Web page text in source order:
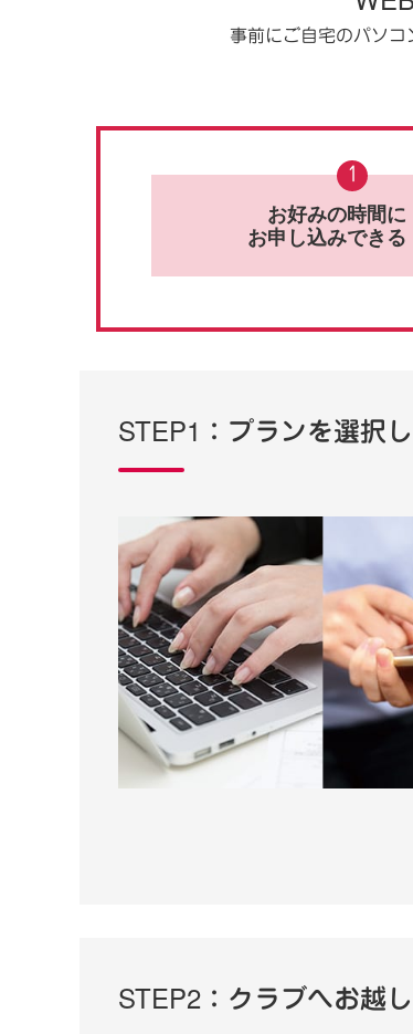
事前にご自宅のパソコ
1
お好みの時間に
お申し込みできる
STEP1：プランを選択
STEP2：クラブへお越